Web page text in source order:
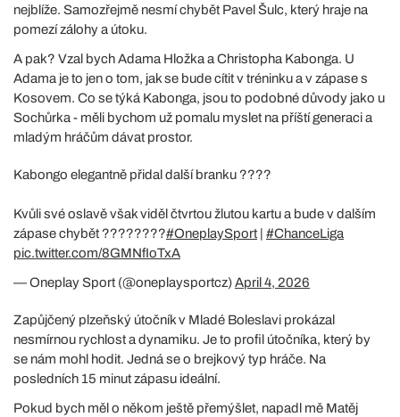
nejblíže. Samozřejmě nesmí chybět Pavel Šulc, který hraje na
pomezí zálohy a útoku.
A pak? Vzal bych Adama Hložka a Christopha Kabonga. U
Adama je to jen o tom, jak se bude cítit v tréninku a v zápase s
Kosovem. Co se týká Kabonga, jsou to podobné důvody jako u
Sochůrka - měli bychom už pomalu myslet na příští generaci a
mladým hráčům dávat prostor.
Kabongo elegantně přidal další branku ????
Kvůli své oslavě však viděl čtvrtou žlutou kartu a bude v dalším
zápase chybět ????????#OneplaySport
#ChanceLiga
pic.twitter.com/8GMNfIoTxA
— Oneplay Sport (@oneplaysportcz)April 4, 2026
Zapůjčený plzeňský útočník v Mladé Boleslavi prokázal
nesmírnou rychlost a dynamiku. Je to profil útočníka, který by
se nám mohl hodit. Jedná se o brejkový typ hráče. Na
posledních 15 minut zápasu ideální.
Pokud bych měl o někom ještě přemýšlet, napadl mě Matěj